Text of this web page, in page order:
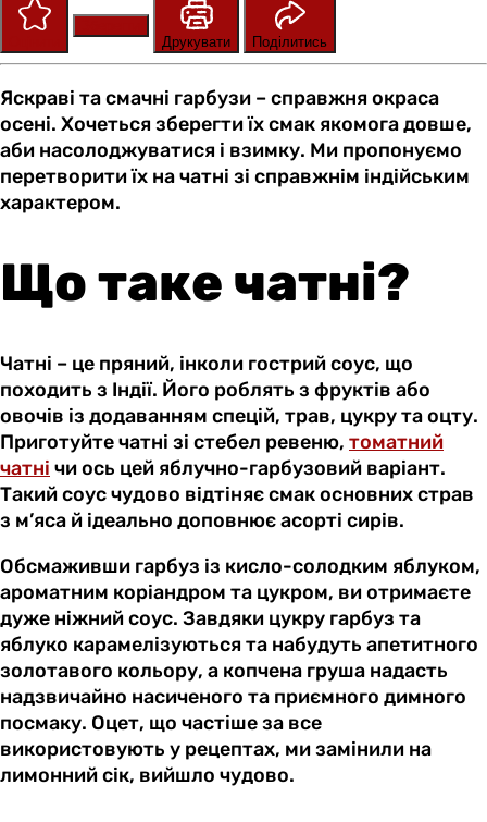
Друкувати
Поділитись
Яскраві та смачні гарбузи – справжня окраса
осені. Хочеться зберегти їх смак якомога довше,
аби насолоджуватися і взимку. Ми пропонуємо
перетворити їх на чатні зі справжнім індійським
характером.
Що таке чатні?
Чатні – це пряний, інколи гострий соус, що
походить з Індії. Його роблять з фруктів або
овочів із додаванням спецій, трав, цукру та оцту.
Приготуйте чатні зі стебел ревеню, томатний
чатні чи ось цей яблучно-гарбузовий варіант.
Такий соус чудово відтіняє смак основних страв
з м’яса й ідеально доповнює асорті сирів.
Обсмаживши гарбуз із кисло-солодким яблуком,
ароматним коріандром та цукром, ви отримаєте
дуже ніжний соус. Завдяки цукру гарбуз та
яблуко карамелізуються та набудуть апетитного
золотавого кольору, а копчена груша надасть
надзвичайно насиченого та приємного димного
посмаку. Оцет, що частіше за все
використовують у рецептах, ми замінили на
лимонний сік, вийшло чудово.